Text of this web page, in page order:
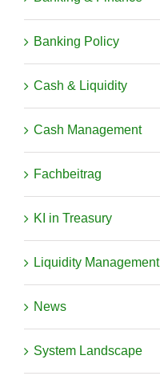
Banking Policy
Cash & Liquidity
Cash Management
Fachbeitrag
KI in Treasury
Liquidity Management
News
System Landscape